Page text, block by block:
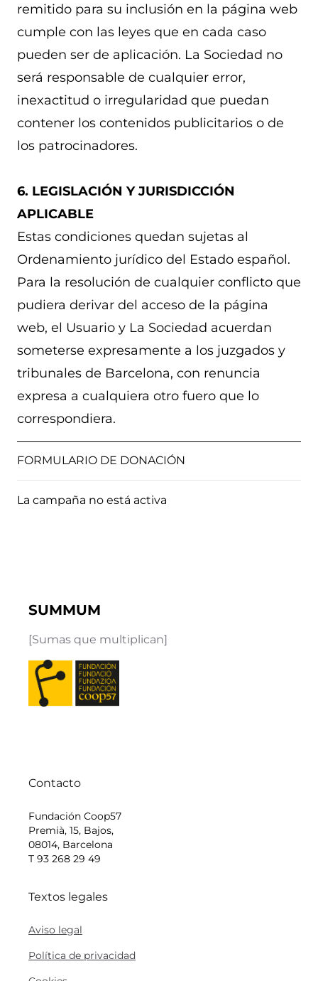
remitido para su inclusión en la página web
cumple con las leyes que en cada caso
pueden ser de aplicación. La Sociedad no
será responsable de cualquier error,
inexactitud o irregularidad que puedan
contener los contenidos publicitarios o de
los patrocinadores.
6. LEGISLACIÓN Y JURISDICCIÓN
APLICABLE
Estas condiciones quedan sujetas al
Ordenamiento jurídico del Estado español.
Para la resolución de cualquier conflicto que
pudiera derivar del acceso de la página
web, el Usuario y La Sociedad acuerdan
someterse expresamente a los juzgados y
tribunales de Barcelona, con renuncia
expresa a cualquiera otro fuero que lo
correspondiera.
FORMULARIO DE DONACIÓN
La campaña no está activa
SUMMUM
[Sumas que multiplican]
Contacto
Fundación Coop57
Premià, 15, Bajos,
08014, Barcelona
T 93 268 29 49
Textos legales
Aviso legal
Política de privacidad